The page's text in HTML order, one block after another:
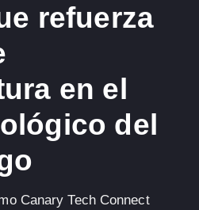
refuerza
en el
del
Canary Tech Connect